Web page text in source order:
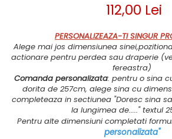
112,00 Lei
PERSONALIZEAZA-TI SINGUR
Alege mai jos dimensiunea
actionare pentru perdea sau draperie
fereastra)
Comanda personalizata: pentru o sina
dorita de 257cm, alege sina cu
completeaza in sectiunea "Doresc sina
la lungimea de....." textul
Pentru alte dimensiuni completati
personalizata"